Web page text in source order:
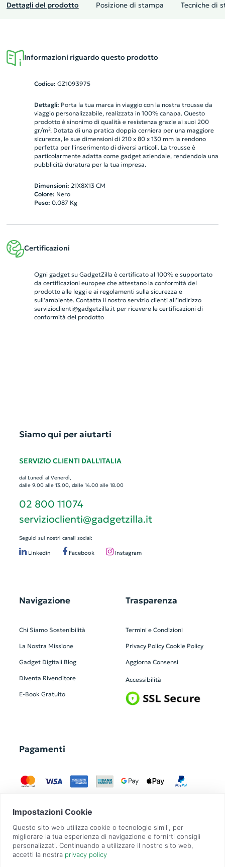
Dettagli del prodotto Posizione di stampa Tecniche di
Informazioni riguardo questo prodotto
Codice: GZ1093975
Dettagli: Porta la tua marca in viaggio con la nostra trousse da
viaggio personalizzabile, realizzata in 100% canapa. Questo
prodotto è sinonimo di qualità e resistenza grazie ai suoi 200
gr/m². Dotata di una pratica doppia cerniera per una maggiore
sicurezza, le sue dimensioni di 210 x 80 x 130 mm la rendono
perfetta per l'inserimento di diversi articoli. La trousse è
particolarmente adatta come gadget aziendale, rendendola una
pubblicità duratura per la tua impresa.
Dimensioni: 21X8X13 CM
Colore: Nero
Peso: 0.087 Kg
Certificazioni
Ogni gadget su GadgetZilla è certificato al 100% e supportato
da certificazioni europee che attestano la conformità del
prodotto alle leggi e ai regolamenti sulla sicurezza e
sull'ambiente. Contatta il nostro servizio clienti all’indirizzo
servizioclienti@gadgetzilla.itper ricevere le certificazioni di
conformità del prodotto
Siamo qui per aiutarti
SERVIZIO CLIENTI DALL'ITALIA
dal Lunedì al Venerdì,
dalle 9.00 alle 13.00, dalle 14.00 alle 18.00
02 800 11074
servizioclienti@gadgetzilla.it
Seguici sui nostri canali social:
Linkedin Facebook Instagram
Navigazione
Chi Siamo Sostenibilità
La Nostra Missione
Gadget Digitali Blog
Diventa Rivenditore
E-Book Gratuito
Trasparenza
Termini e Condizioni
Privacy Policy Cookie Policy
Aggiorna Consensi
Accessibilità
Pagamenti
GadgetZilla è un Brand di Overbi S.r.l.| realizzato con Contit
| © 2026 Tutti
i diritti riservati | P.IVA: 09351560967